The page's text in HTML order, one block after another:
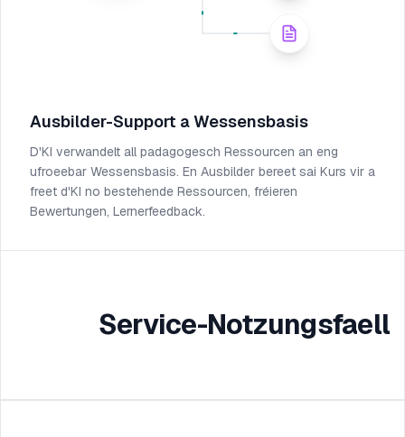
Ausbilder-Support a Wessensbasis
D'KI verwandelt all padagogesch Ressourcen an eng
ufroeebar Wessensbasis. En Ausbilder bereet sai Kurs vir a
freet d'KI no bestehende Ressourcen, fréieren
Bewertungen, Lernerfeedback.
Service-Notzungsfaell